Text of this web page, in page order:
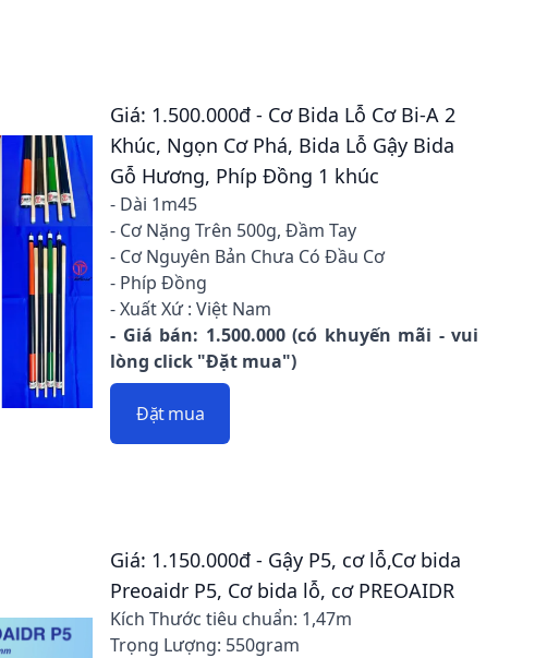
Giá: 1.500.000đ - Cơ Bida Lỗ Cơ Bi-A 2
Khúc, Ngọn Cơ Phá, Bida Lỗ Gậy Bida
Gỗ Hương, Phíp Đồng 1 khúc
- Dài 1m45
- Cơ Nặng Trên 500g, Đầm Tay
- Cơ Nguyên Bản Chưa Có Đầu Cơ
- Phíp Đồng
- Xuất Xứ : Việt Nam
- Giá bán: 1.500.000 (có khuyến mãi - vui
lòng click "Đặt mua")
Đặt mua
Giá: 1.150.000đ - Gậy P5, cơ lỗ,Cơ bida
Preoaidr P5, Cơ bida lỗ, cơ PREOAIDR
Kích Thước tiêu chuẩn: 1,47m
Trọng Lượng: 550gram